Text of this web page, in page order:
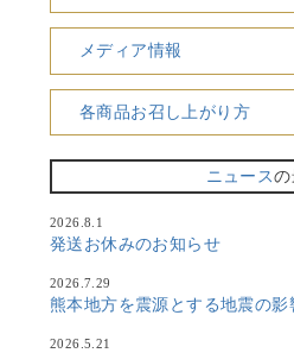
メディア情報
各商品お召し上がり方
ニュースの
2026.8.1
発送お休みのお知らせ
2026.7.29
熊本地方を震源とする地震の影
2026.5.21